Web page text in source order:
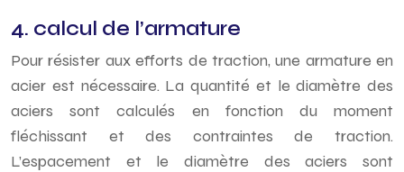
4. calcul de l’armature
Pour résister aux efforts de traction, une armature en
acier est nécessaire. La quantité et le diamètre des
aciers sont calculés en fonction du moment
fléchissant et des contraintes de traction.
L’espacement et le diamètre des aciers sont